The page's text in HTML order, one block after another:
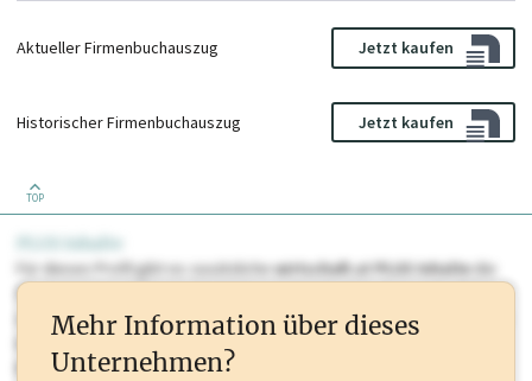
Aktueller Firmenbuchauszug Jetzt kaufen
Historischer Firmenbuchauszug Jetzt kaufen
TOP
Für dieses Profil gibt es zusätzlichewirtschaft.at PLUS Inhaltedie
Sie momentan nicht einsehen können. Schalten Sie dieses Profil frei
oder loggen Sie sich ein um diese Inhalte zu sehen. wirtschaft.at PLUS
Marken, Patente, Rechtstatsachen, OTS-Aussendungen, und viele
Mehr Information über dieses
Unternehmen?